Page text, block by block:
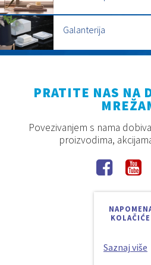
Galanterija
Saznaj više
PRATITE NAS NA
Povezivanjem s nama
proizvodima,